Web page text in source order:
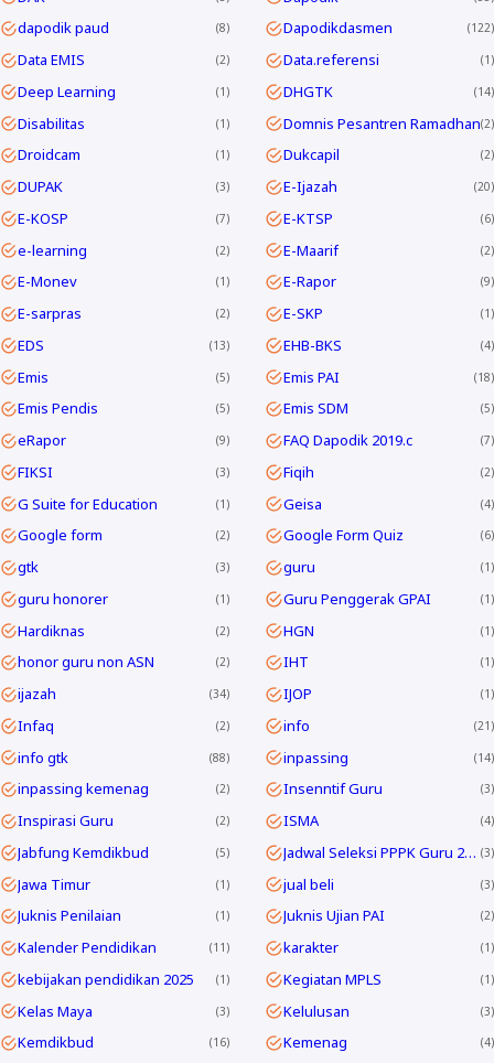
dapodik paud 8 Dapodikdasmen 122
Data EMIS 2 Data.referensi 1
Deep Learning 1 DHGTK 14
Disabilitas 1 Domnis Pesantren Ramadhan 2
Droidcam 1 Dukcapil 2
DUPAK 3 E-Ijazah 20
E-KOSP 7 E-KTSP 6
e-learning 2 E-Maarif 2
E-Monev 1 E-Rapor 9
E-sarpras 2 E-SKP 1
EDS 13 EHB-BKS 4
Emis 5 Emis PAI 18
Emis Pendis 5 Emis SDM 5
eRapor 9 FAQ Dapodik 2019.c 7
FIKSI 3 Fiqih 2
G Suite for Education 1 Geisa 4
Google form 2 Google Form Quiz 6
gtk 3 guru 1
guru honorer 1 Guru Penggerak GPAI 1
Hardiknas 2 HGN 1
honor guru non ASN 2 IHT 1
ijazah 34 IJOP 1
Infaq 2 info 21
info gtk 88 inpassing 14
inpassing kemenag 2 Insenntif Guru 3
Inspirasi Guru 2 ISMA 4
Jabfung Kemdikbud 5 Jadwal Seleksi PPPK Guru 2024 3
Jawa Timur 1 jual beli 3
Juknis Penilaian 1 Juknis Ujian PAI 2
Kalender Pendidikan 11 karakter 1
kebijakan pendidikan 2025 1 Kegiatan MPLS 1
Kelas Maya 3 Kelulusan 3
Kemdikbud 16 Kemenag 4